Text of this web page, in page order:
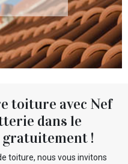
toiture avec Nef
dans le
gratuitement !
toiture, nous vous invitons